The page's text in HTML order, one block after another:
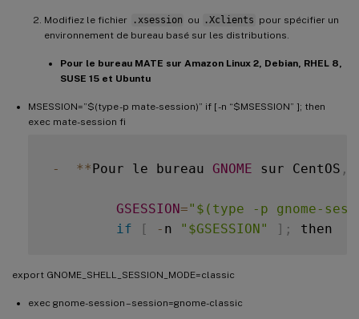
Modifiez le fichier .xsession ou .Xclients pour spécifier un
environnement de bureau basé sur les distributions.
Pour le bureau MATE sur Amazon Linux 2, Debian, RHEL 8,
SUSE 15 et Ubuntu
MSESSION=”$(type -p mate-session)” if [ -n “$MSESSION” ]; then
exec mate-session fi
- **Pour le bureau GNOME sur CentOS ,
GSESSION="$(type -p gnome-
if
[ - n "$GSESSION" ] ;
export GNOME_SHELL_SESSION_MODE=classic
exec gnome-session –session=gnome-classic